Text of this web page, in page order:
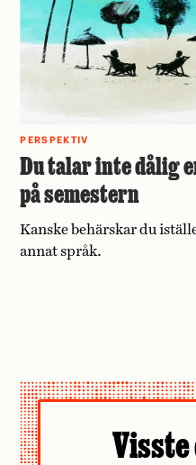
PERSPEKTIV
Du talar inte dålig
på semestern
Kanske behärskar du
annat språk.